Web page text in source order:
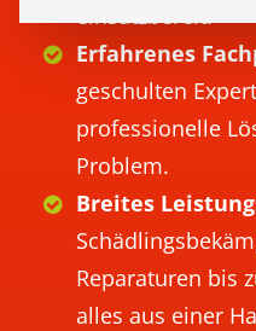
einsatzbereit.
Erfahrenes
geschulten
professionelle
Problem.
Breites
Reparaturen bis
alles aus einer